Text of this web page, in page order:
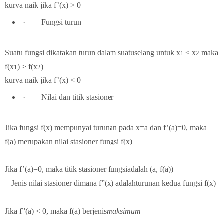
kurva naik jika f’(x) > 0
·
Fungsi turun
Suatu fungsi dikatakan turun dalam suatuselang untuk x1 < x2 maka
f(x1) > f(x2)
kurva naik jika f’(x) < 0
·
Nilai dan titik stasioner
Jika fungsi f(x) mempunyai turunan pada x=a dan f’(a)=0, maka
f(a) merupakan nilai stasioner fungsi f(x)
Jika f’(a)=0, maka titik stasioner fungsiadalah (a, f(a))
Jenis nilai stasioner dimana f”(x) adalahturunan kedua fungsi f(x)
Jika f”(a) < 0, maka f(a) berjenismaksimum